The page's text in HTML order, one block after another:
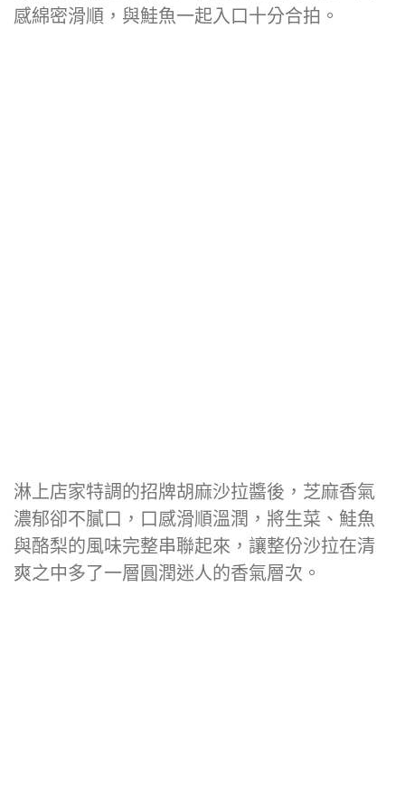
感綿密滑順，與鮭魚一起入口十分合拍。
淋上店家特調的招牌胡麻沙拉醬後，芝麻香氣
濃郁卻不膩口，口感滑順溫潤，將生菜、鮭魚
與酪梨的風味完整串聯起來，讓整份沙拉在清
爽之中多了一層圓潤迷人的香氣層次。